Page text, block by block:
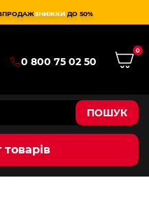
ЗНИЖКИ ДО 50%
0 800 75 02 50
0
ПОШУК